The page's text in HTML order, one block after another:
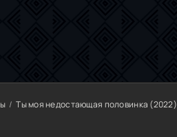
Ты моя недостающая половинка (2022)